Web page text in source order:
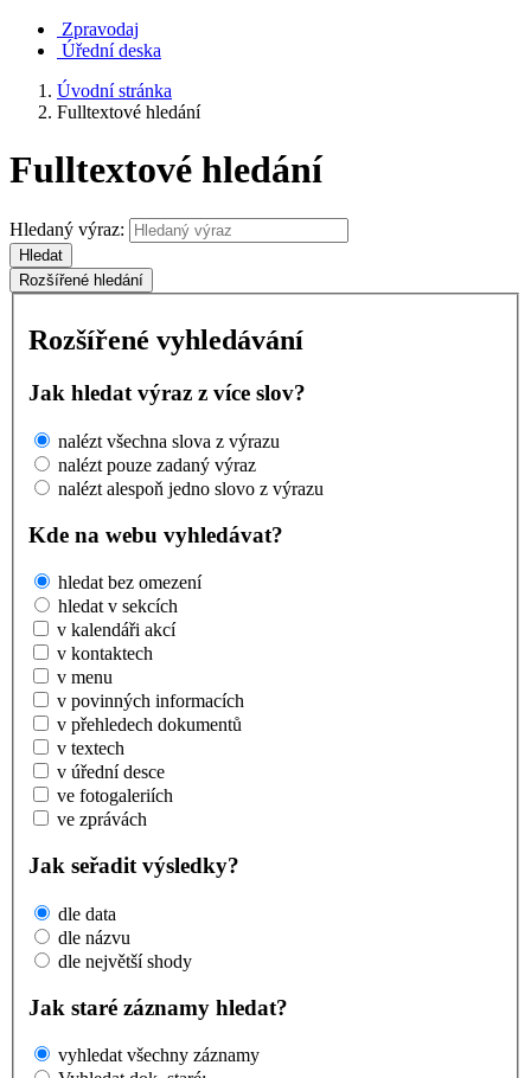
Zpravodaj
Úřední deska
Úvodní stránka
Fulltextové hledání
Fulltextové hledání
Hledaný výraz:
Hledat
Rozšířené hledání
Rozšířené vyhledávání
Jak hledat výraz z více slov?
nalézt všechna slova z výrazu
nalézt pouze zadaný výraz
nalézt alespoň jedno slovo z výrazu
Kde na webu vyhledávat?
hledat bez omezení
hledat v sekcích
v kalendáři akcí
v kontaktech
v menu
v povinných informacích
v přehledech dokumentů
v textech
v úřední desce
ve fotogaleriích
ve zprávách
Jak seřadit výsledky?
dle data
dle názvu
dle největší shody
Jak staré záznamy hledat?
vyhledat všechny záznamy